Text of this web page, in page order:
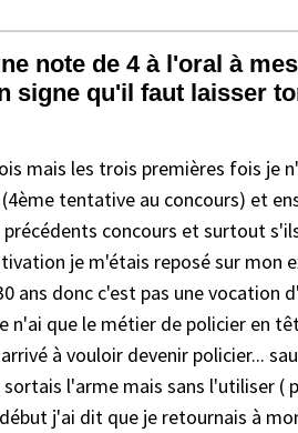
note de 4 à l'oral à
signe qu'il faut laisser
mais les trois premières fois je
tentative au concours) et
concours et surtout
je m'étais reposé sur mon
ans donc c'est pas une vocation
n'ai que le métier de policier en
à vouloir devenir policier...
l'arme mais sans l'utiliser
j'ai dit que je retournais à